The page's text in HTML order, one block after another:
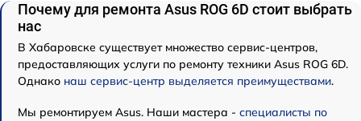
Почему для ремонта Asus ROG 6D стоит выбрать
нас
В Хабаровске существует множество сервис-центров,
предоставляющих услуги по ремонту техники Asus ROG 6D.
Однако наш сервис-центр выделяется преимуществами.
Мы ремонтируем Asus. Наши мастера - специалисты по